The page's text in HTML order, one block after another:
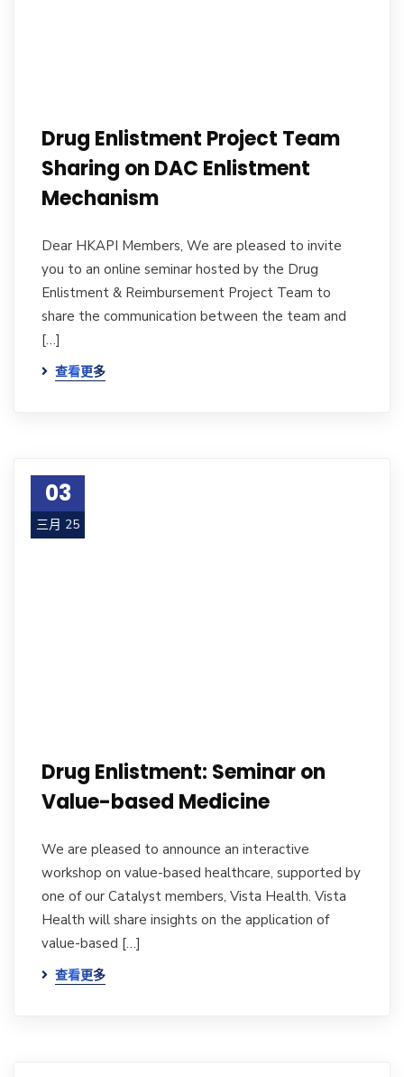
Drug Enlistment Project Team
Sharing on DAC Enlistment
Mechanism
Dear HKAPI Members, We are pleased to invite
you to an online seminar hosted by the Drug
Enlistment & Reimbursement Project Team to
share the communication between the team and
[…]
查看更多
03
三月 25
Drug Enlistment: Seminar on
Value-based Medicine
We are pleased to announce an interactive
workshop on value-based healthcare, supported by
one of our Catalyst members, Vista Health. Vista
Health will share insights on the application of
value-based […]
查看更多